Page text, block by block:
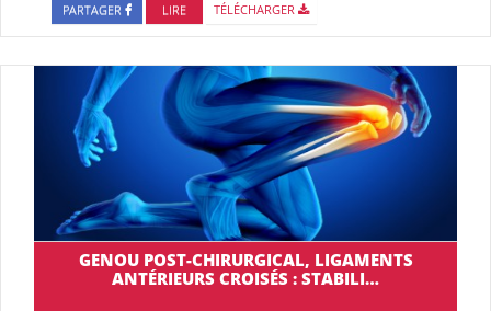
PARTAGER LIRE TÉLÉCHARGER
GENOU POST-CHIRURGICAL, LIGAMENTS
ANTÉRIEURS CROISÉS : STABILI…